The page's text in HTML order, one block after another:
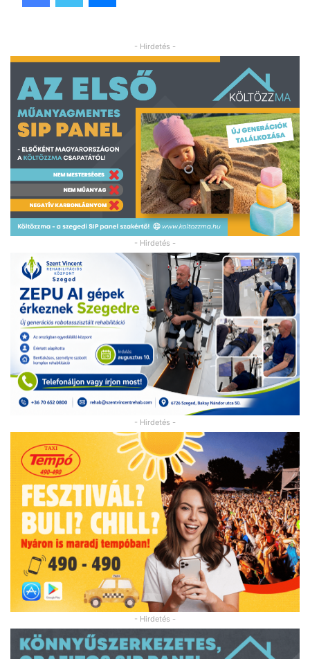
- Hirdetés -
- Hirdetés -
- Hirdetés -
- Hirdetés -